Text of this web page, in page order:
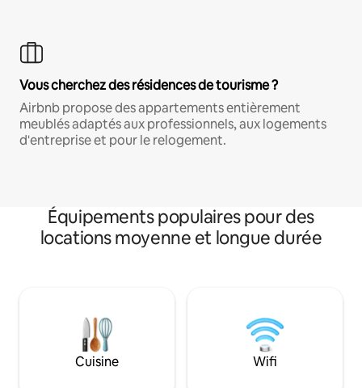
Vous cherchez des résidences de tourisme ?
Airbnb propose des appartements entièrement
meublés adaptés aux professionnels, aux logements
d'entreprise et pour le relogement.
Équipements populaires pour des
locations moyenne et longue durée
Cuisine Wifi